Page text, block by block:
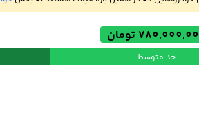
تومان
حد متوسط